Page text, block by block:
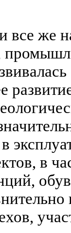
все же
в